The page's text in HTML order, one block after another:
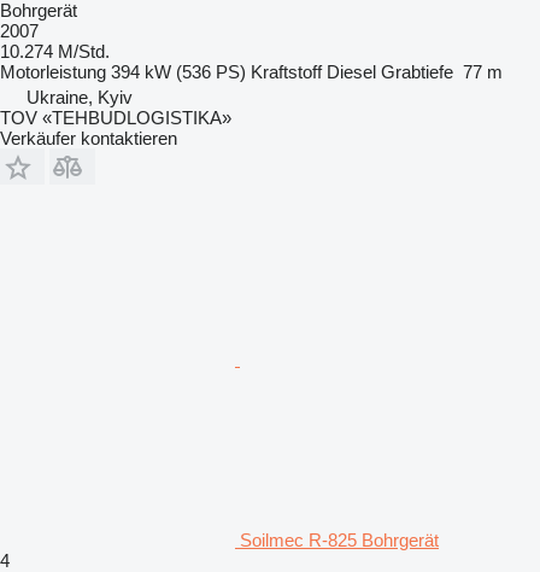
Bohrgerät
2007
10.274 M/Std.
Motorleistung 394 kW (536 PS) Kraftstoff Diesel Grabtiefe 77 m
Ukraine, Kyiv
TOV «TEHBUDLOGISTIKA»
Verkäufer kontaktieren
Soilmec R-825 Bohrgerät
4